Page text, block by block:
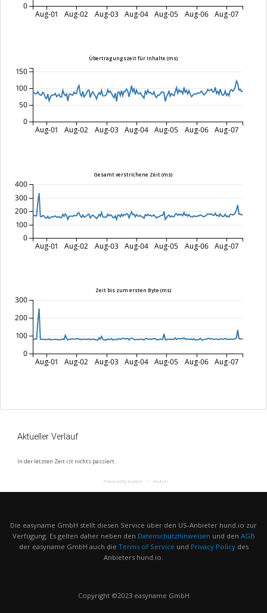
Aug-01 Aug-02 Aug-03 Aug-04 Aug-05 Aug-06 Aug-07
0
Übertragungszeit für Inhalte (ms)
Aug-01 Aug-02 Aug-03 Aug-04 Aug-05 Aug-06 Aug-07
0
50
100
150
Gesamt verstrichene Zeit (ms)
Aug-01 Aug-02 Aug-03 Aug-04 Aug-05 Aug-06 Aug-07
0
100
200
300
400
Zeit bis zum ersten Byte (ms)
Aug-01 Aug-02 Aug-03 Aug-04 Aug-05 Aug-06 Aug-07
0
100
200
300
Aktueller Verlauf
In der letzten Zeit ist nichts passiert.
Powered By Hund.io Deutsch
Die easyname GmbH stellt diesen Service über den US-Anbieter hund.io zur
Verfügung. Es gelten daher neben den Datenschutzhinweisen und den AGB
der easyname GmbH auch die Terms of Service und Privacy Policydes
Anbieters hund.io.
Copyright ©2023 easyname GmbH